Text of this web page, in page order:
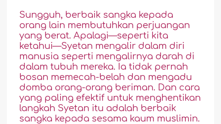
Sungguh, berbaik sangka kepada
orang lain membutuhkan perjuangan
yang berat. Apalagi—seperti kita
ketahui—Syetan mengalir dalam diri
manusia seperti mengalirnya darah di
dalam tubuh mereka. Ia tidak pernah
bosan memecah-belah dan mengadu
domba orang-orang beriman. Dan cara
yang paling efektif untuk menghentikan
langkah Syetan itu adalah berbaik
sangka kepada sesama kaum muslimin.